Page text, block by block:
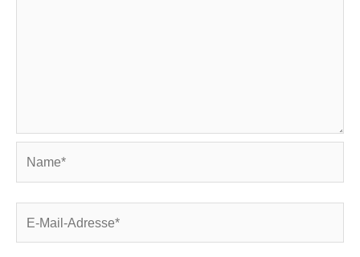
Mail-